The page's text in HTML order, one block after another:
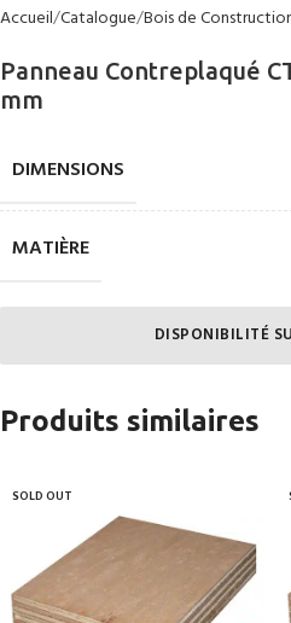
Accueil Catalogue Bois de
Panneau Contreplaqué
mm
DIMENSIONS
MATIÈRE
DISPONIBILITÉ
Produits similaires
SOLD OUT